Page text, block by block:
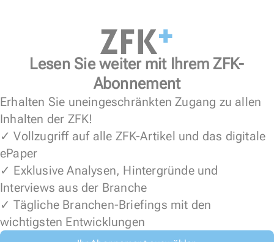
Lesen Sie weiter mit Ihrem ZFK-
Abonnement
Erhalten Sie uneingeschränkten Zugang zu allen
Inhalten der ZFK!
✓ Vollzugriff auf alle ZFK-Artikel und das digitale
ePaper
✓ Exklusive Analysen, Hintergründe und
Interviews aus der Branche
✓ Tägliche Branchen-Briefings mit den
wichtigsten Entwicklungen